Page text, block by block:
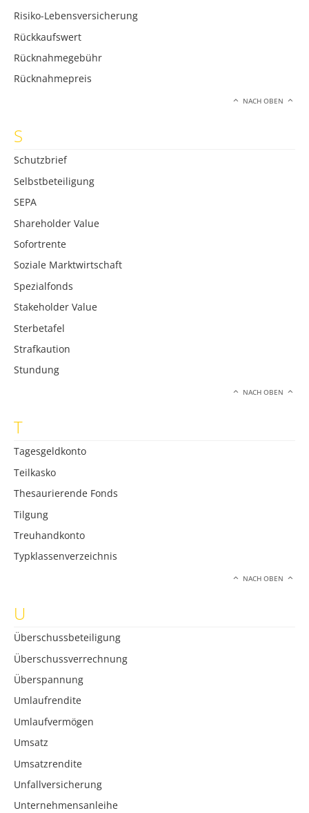
Risiko-Lebensversicherung
Rückkaufswert
Rücknahmegebühr
Rücknahmepreis
NACH OBEN
S
Schutzbrief
Selbstbeteiligung
SEPA
Shareholder Value
Sofortrente
Soziale Marktwirtschaft
Spezialfonds
Stakeholder Value
Sterbetafel
Strafkaution
Stundung
NACH OBEN
T
Tagesgeldkonto
Teilkasko
Thesaurierende Fonds
Tilgung
Treuhandkonto
Typklassenverzeichnis
NACH OBEN
U
Überschussbeteiligung
Überschussverrechnung
Überspannung
Umlaufrendite
Umlaufvermögen
Umsatz
Umsatzrendite
Unfallversicherung
Unternehmensanleihe